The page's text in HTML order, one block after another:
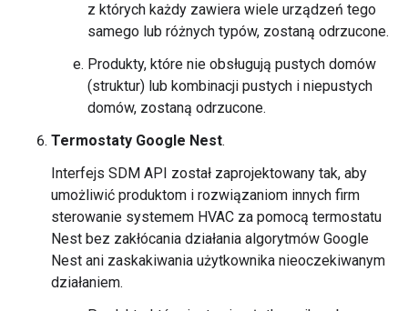
z których każdy zawiera wiele urządzeń tego
samego lub różnych typów, zostaną odrzucone.
Produkty, które nie obsługują pustych domów
(struktur) lub kombinacji pustych i niepustych
domów, zostaną odrzucone.
Termostaty Google Nest.
Interfejs SDM API został zaprojektowany tak, aby
umożliwić produktom i rozwiązaniom innych firm
sterowanie systemem HVAC za pomocą termostatu
Nest bez zakłócania działania algorytmów Google
Nest ani zaskakiwania użytkownika nieoczekiwanym
działaniem.